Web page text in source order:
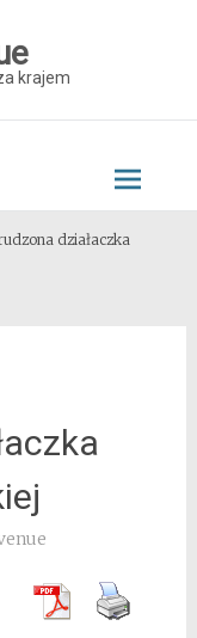
krajem
działaczka